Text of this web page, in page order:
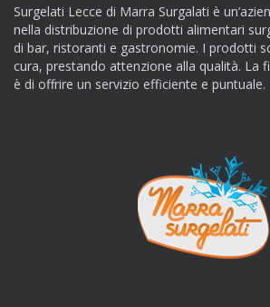
Surgelati Lecce di Marra Surgalati è
nella distribuzione di prodotti alimentari
di bar, ristoranti e gastronomie. I prodotti
cura, prestando attenzione alla qualità. La
è di offrire un servizio efficiente e puntuale.